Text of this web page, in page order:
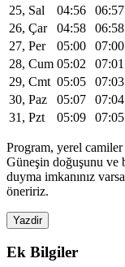
25, Sal
04:56 06:57
26, Çar
04:58 06:58
27, Per
05:00 07:00
28, Cum 05:02 07:01
29, Cmt 05:05 07:03
30, Paz
05:07 07:04
31, Pzt
05:09 07:05
Program, yerel
Güneşin doğuşunu ve
duyma imkanınız
öneririz.
Yazdir
Ek Bilgiler